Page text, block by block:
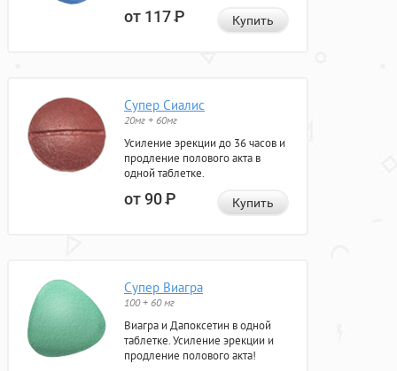
от 117Р Купить
Супер Сиалис
20мг + 60мг
Усиление эрекции до 36 часов и
продление полового акта в
одной таблетке.
от 90Р Купить
Супер Виагра
100 + 60 мг
Виагра и Дапоксетин в одной
таблетке. Усиление эрекции и
продление полового акта!